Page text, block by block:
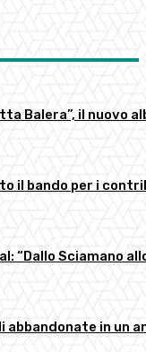
Balera”, il nuovo
il bando per i
“Dallo Sciamano
in un